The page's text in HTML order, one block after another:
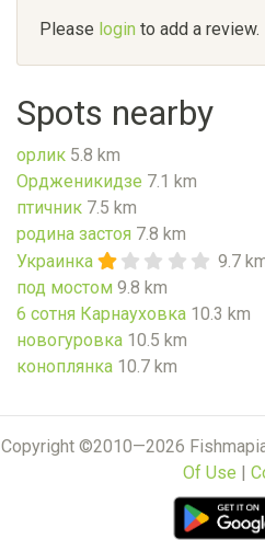
Please login to add a review.
Spots nearby
орлик 5.8 km
Ордженикидзе 7.1 km
птичник 7.5 km
родина застоя 7.8 km
Украинка
9.7
под мостом 9.8 km
6 сотня Карнауховка 10.3 km
новогуровка 10.5 km
коноплянка 10.7 km
Copyright ©2010—2026
Of Use |